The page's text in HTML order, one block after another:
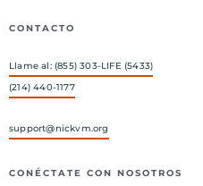
CONTACTO
Llame al: (855) 303-LIFE (5433)
(214) 440-1177
support@nickvm.org
CONÉCTATE CON NOSOTROS